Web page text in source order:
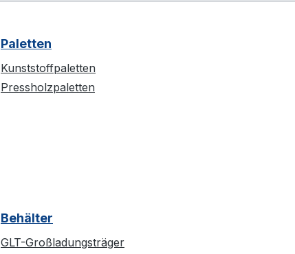
Paletten
Kunststoffpaletten
Pressholzpaletten
Behälter
GLT-Großladungsträger